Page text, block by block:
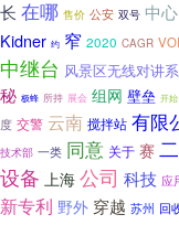
长 在哪 售价 公安 双号 中心
Kidner 约 窄 2020 CAGR
中继台 风景区无线对讲
秘 极蜂 所持 展会 组网 壁垒 开始
度 交警 云南 搅拌站 有限
技术部 一类 同意 关于 赛
设备 上海 公司 科技 应
新专利 野外 穿越 苏州 回